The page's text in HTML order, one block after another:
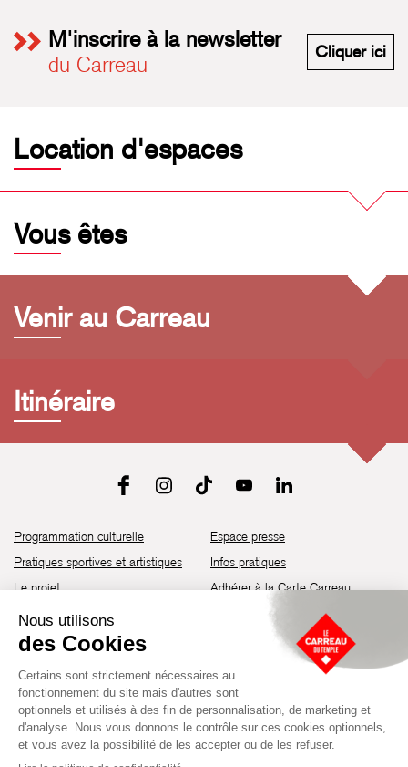
M'inscrire à la newsletter
du Carreau
Cliquer ici
Location d'espaces
Vous êtes
Venir au Carreau
Itinéraire
Programmation culturelle
Pratiques sportives et artistiques
Le projet
Brochure de saison 25-26
Découvrir les espaces
Devenir partenaire
Espace presse
Infos pratiques
Adhérer à la Carte Carreau
Guide d’accessibilité
Établissement culturel et sportif à l’architecture industrielle de la fin du
XIXème siècle, le Carreau du Temple fut réhabilité en 2014 par la Ville